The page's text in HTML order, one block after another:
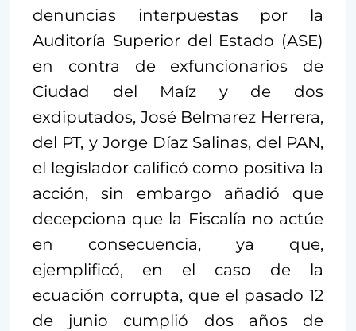
denuncias interpuestas por la
Auditoría Superior del Estado (ASE)
en contra de exfuncionarios de
Ciudad del Maíz y de dos
exdiputados, José Belmarez Herrera,
del PT, y Jorge Díaz Salinas, del PAN,
el legislador calificó como positiva la
acción, sin embargo añadió que
decepciona que la Fiscalía no actúe
en consecuencia, ya que,
ejemplificó, en el caso de la
ecuación corrupta, que el pasado 12
de junio cumplió dos años de